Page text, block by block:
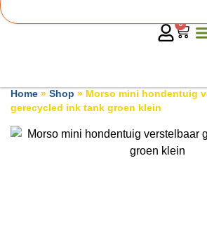
0
Home » Shop » Morso mini hondentuig
gerecycled ink tank groen klein